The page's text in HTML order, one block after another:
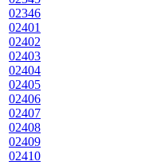
02346
02401
02402
02403
02404
02405
02406
02407
02408
02409
02410